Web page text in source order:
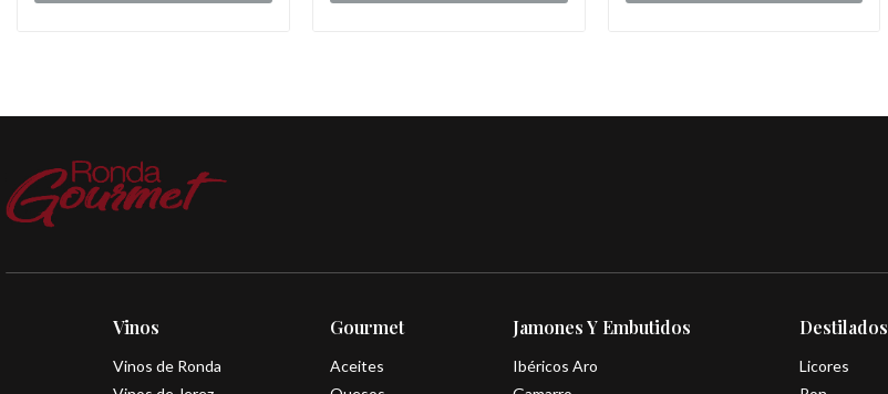
Vinos
Vinos de Ronda
Gourmet
Aceites
Jamones Y Embutidos
Ibéricos Aro
Destilados
Licores